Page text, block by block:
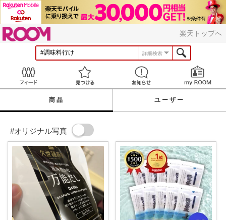
楽天トップへ
詳細検索
見つける お知らせ
商品 ユーザー
#オリジナル写真